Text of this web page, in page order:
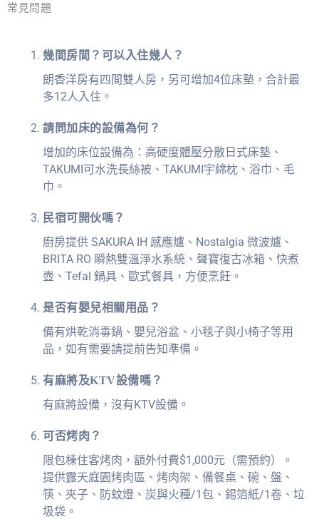
常見問題
幾間房間？可以入住幾人？
朗香洋房有四間雙人房，另可增加4位床墊，合計最
多12人入住。
請問加床的設備為何？
增加的床位設備為：高硬度體壓分散日式床墊、
TAKUMI可水洗長絲被、TAKUMI宇綿枕、浴巾、毛
巾。
民宿可開伙嗎？
廚房提供 SAKURA IH 感應爐、Nostalgia 微波爐、
BRITA RO 瞬熱雙溫淨水系統、聲寶復古冰箱、快煮
壺、Tefal 鍋具、歐式餐具，方便烹飪。
是否有嬰兒相關用品？
備有烘乾消毒鍋、嬰兒浴盆、小毯子與小椅子等用
品，如有需要請提前告知準備。
有麻將及KTV設備嗎？
有麻將設備，沒有KTV設備。
可否烤肉？
限包棟住客烤⾁，額外付費$1,000元（需預約）。
提供露天庭園烤⾁區、烤⾁架、備餐桌、碗、盤、
筷、夾⼦、防蚊燈、炭與火種/1包、錫箔紙/1卷、垃
圾袋。